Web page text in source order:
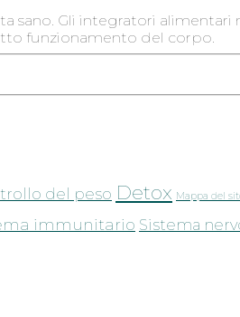
sano. Gli integratori
funzionamento del corpo.
del peso Detox Mappa del
immunitario Sistema